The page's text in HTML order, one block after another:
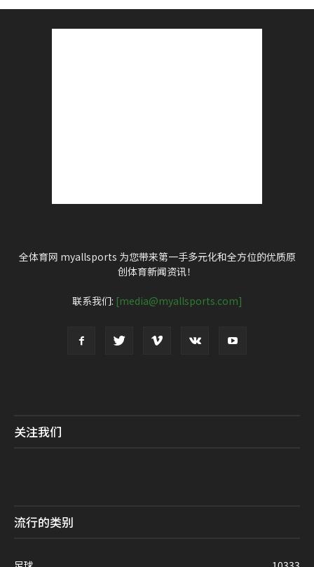
全体育网 myallsports 为您带来第一手多元化和全方位的优质原
创体育新闻资讯！
联系我们: [media@myallsports.com]
关注我们
流行的类别